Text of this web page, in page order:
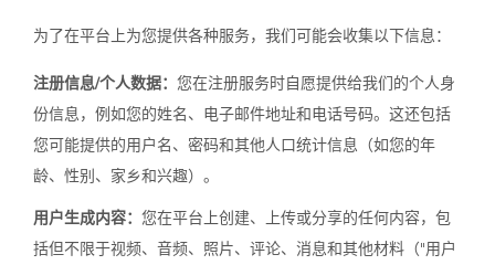
为了在平台上为您提供各种服务，我们可能会收集以下信息：
注册信息/个人数据： 您在注册服务时自愿提供给我们的个人身
份信息，例如您的姓名、电子邮件地址和电话号码。这还包括
您可能提供的用户名、密码和其他人口统计信息（如您的年
龄、性别、家乡和兴趣）。
用户生成内容： 您在平台上创建、上传或分享的任何内容，包
括但不限于视频、音频、照片、评论、消息和其他材料（"用户